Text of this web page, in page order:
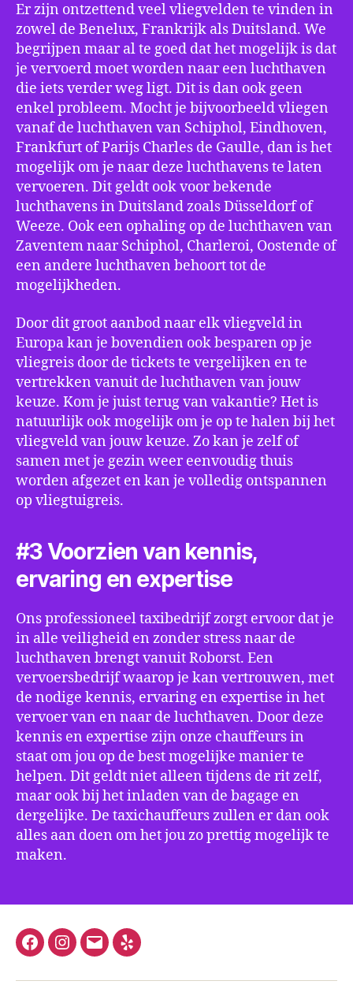
Er zijn ontzettend veel vliegvelden te vinden in
zowel de Benelux, Frankrijk als Duitsland. We
begrijpen maar al te goed dat het mogelijk is dat
je vervoerd moet worden naar een luchthaven
die iets verder weg ligt. Dit is dan ook geen
enkel probleem. Mocht je bijvoorbeeld vliegen
vanaf de luchthaven van Schiphol, Eindhoven,
Frankfurt of Parijs Charles de Gaulle, dan is het
mogelijk om je naar deze luchthavens te laten
vervoeren. Dit geldt ook voor bekende
luchthavens in Duitsland zoals Düsseldorf of
Weeze. Ook een ophaling op de luchthaven van
Zaventem naar Schiphol, Charleroi, Oostende of
een andere luchthaven behoort tot de
mogelijkheden.
Door dit groot aanbod naar elk vliegveld in
Europa kan je bovendien ook besparen op je
vliegreis door de tickets te vergelijken en te
vertrekken vanuit de luchthaven van jouw
keuze. Kom je juist terug van vakantie? Het is
natuurlijk ook mogelijk om je op te halen bij het
vliegveld van jouw keuze. Zo kan je zelf of
samen met je gezin weer eenvoudig thuis
worden afgezet en kan je volledig ontspannen
op vliegtuigreis.
#3 Voorzien van kennis,
ervaring en expertise
Ons professioneel taxibedrijf zorgt ervoor dat je
in alle veiligheid en zonder stress naar de
luchthaven brengt vanuit Roborst. Een
vervoersbedrijf waarop je kan vertrouwen, met
de nodige kennis, ervaring en expertise in het
vervoer van en naar de luchthaven. Door deze
kennis en expertise zijn onze chauffeurs in
staat om jou op de best mogelijke manier te
helpen. Dit geldt niet alleen tijdens de rit zelf,
maar ook bij het inladen van de bagage en
dergelijke. De taxichauffeurs zullen er dan ook
alles aan doen om het jou zo prettig mogelijk te
maken.
FacebookInstagram
E-
Yelp